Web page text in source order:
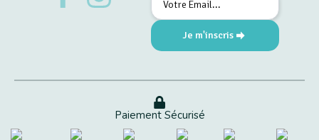
Je m'inscris
Paiement Sécurisé